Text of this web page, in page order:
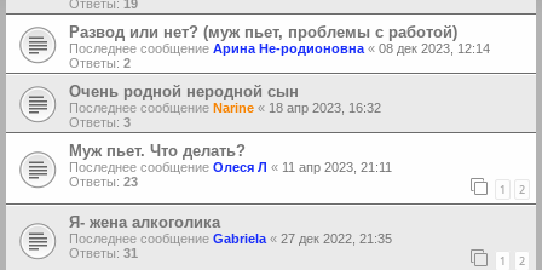
Ответы: 19
Развод или нет? (муж пьет, проблемы с работой)
Последнее сообщение Арина Не-родионовна « 08 дек 2023, 12:14
Ответы: 2
Очень родной неродной сын
Последнее сообщение Narine « 18 апр 2023, 16:32
Ответы: 3
Муж пьет. Что делать?
Последнее сообщение Олеся Л « 11 апр 2023, 21:11
Ответы: 23 1 2
Я- жена алкоголика
Последнее сообщение Gabriela « 27 дек 2022, 21:35
Ответы: 31 1 2